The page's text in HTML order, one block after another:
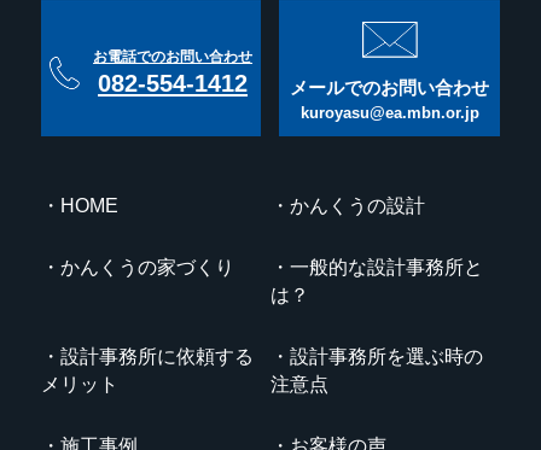
お電話でのお問い合わせ
082-554-1412 メールでのお問い合わせ
kuroyasu@ea.mbn.or.jp
HOME かんくうの設計
かんくうの家づくり
一般的な設計事務所と
は？
設計事務所に依頼する
メリット
設計事務所を選ぶ時の
注意点
施工事例 お客様の声